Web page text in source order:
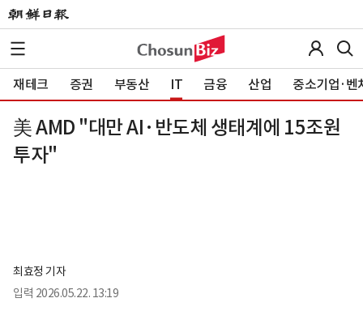
재테크 증권 부동산 IT 금융 산업 중소기업·벤
美 AMD "대만 AI·반도체 생태계에 15조원
투자"
최효정 기자
입력 2026.05.22. 13:19